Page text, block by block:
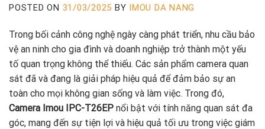
POSTED ON 31/03/2025 BY IMOU DA NANG
Trong bối cảnh công nghệ ngày càng phát triển, nhu cầu bảo
vệ an ninh cho gia đình và doanh nghiệp trở thành một yếu
tố quan trọng không thể thiếu. Các sản phẩm camera quan
sát đã và đang là giải pháp hiệu quả để đảm bảo sự an
toàn cho mọi không gian sống và làm việc. Trong đó,
Camera Imou IPC-T26EP nổi bật với tính năng quan sát đa
góc, mang đến sự tiện lợi và hiệu quả tối ưu trong việc giám